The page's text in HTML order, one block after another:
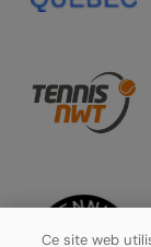
Ce site web